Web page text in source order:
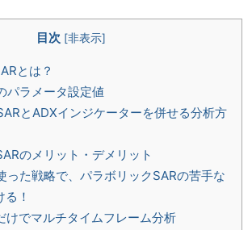
目次 [非表示]
とは？
パラメータ設定値
とADXインジケーターを併せる分析方
のメリット・デメリット
った戦略で、パラボリックSARの苦手な
！
けでマルチタイムフレーム分析